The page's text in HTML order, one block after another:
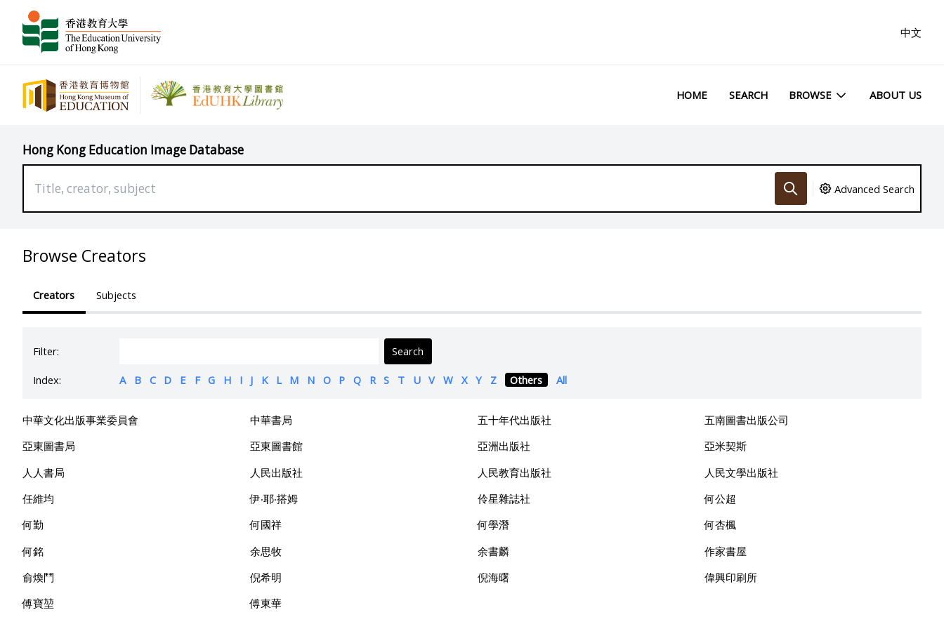
中文
HOME SEARCH BROWSE ABOUT US
Hong Kong Education Image Database
Advanced Search
Browse Creators
Creators Subjects
Filter: Search
Index: A B C D E F G H I J K L M N O P Q R S T U V W X Y Z Others All
中華文化出版事業委員會 中華書局 五十年代出版社
五南圖書出版公司
亞東圖書局
亞東圖書館 亞洲出版社
亞米契斯
人人書局
人民出版社 人民教育出版社
人民文學出版社
任維均
伊‧耶‧搭姆 伶星雜誌社
何公超
何勤
何國祥 何學潛
何杏楓
何銘
余思牧 余書麟
作家書屋
俞煥鬥
倪希明 倪海曙
偉興印刷所
傅寶堃
傅東華